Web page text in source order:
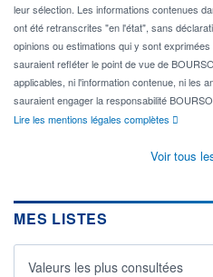
leur sélection. Les informations contenues
ont été retranscrites "en l'état", sans
opinions ou estimations qui y sont
sauraient refléter le point de vue de
applicables, ni l'information contenue, ni les
sauraient engager la responsabilité
Lire les mentions légales complètes
Voir tous
MES LISTES
Valeurs les plus consultées